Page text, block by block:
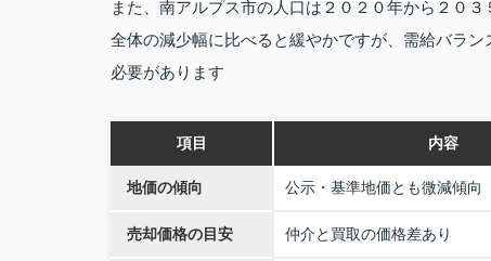
また、南アルプス市の人口は２０２０年から２０
全体の減少幅に比べると緩やかですが、需給バラ
必要があります
項目 内容
地価の傾向 公示・基準地価とも微減傾向
売却価格の目安 仲介と買取の価格差あり